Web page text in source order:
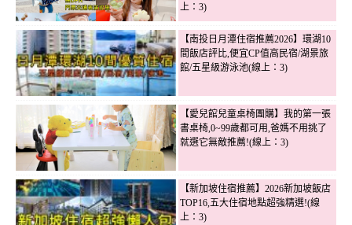
上：3)
【南投日月潭住宿推薦2026】環湖10
間飯店評比,便宜CP值高民宿/湖景旅
館/五星級游泳池(線上：3)
【愛兒館兒童桌椅團購】我的第一張
書桌椅,0~99歲都可用,爸媽不用挑了
就選它無敵推薦!(線上：3)
【新加坡住宿推薦】2026新加坡飯店
TOP16,五大住宿地點超強精選!(線
上：3)